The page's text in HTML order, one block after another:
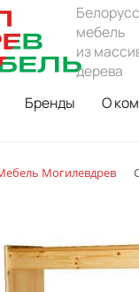
мебель
из
дерева
Бренды О
Могилевдрев